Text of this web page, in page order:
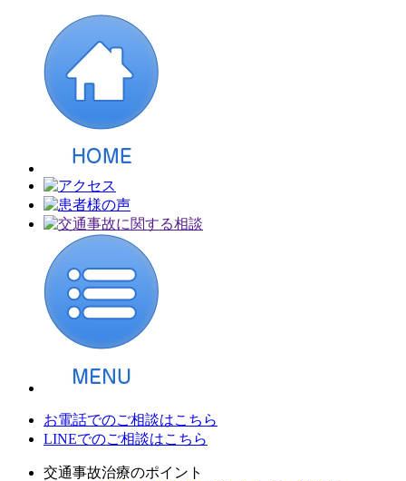
お電話でのご相談はこちら
LINEでのご相談はこちら
交通事故治療のポイント